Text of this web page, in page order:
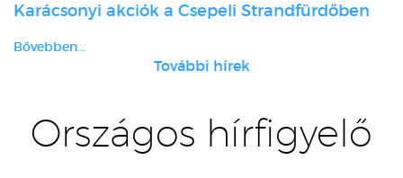
Karácsonyi akciók a Csepeli Strandfürdőben
Bővebben...
További hírek
Országos hírfigyelő